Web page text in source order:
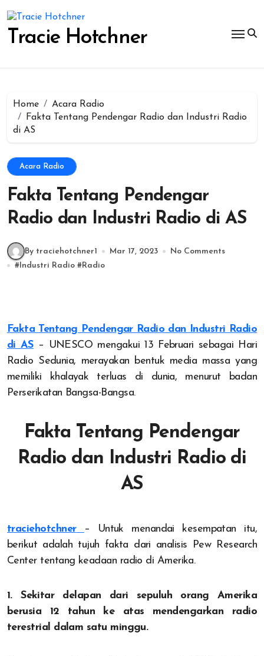
to
content
Tracie Hotchner
Home
Acara Radio
Fakta Tentang Pendengar Radio dan Industri Radio
di AS
Acara Radio
Fakta Tentang Pendengar
Radio dan Industri Radio di AS
By traciehotchner1 Mar 17, 2023
No Comments
#Industri Radio #Radio
Fakta Tentang Pendengar Radio dan Industri Radio
di AS– UNESCO mengakui 13 Februari sebagai Hari
Radio Sedunia, merayakan bentuk media massa yang
memiliki khalayak terluas di dunia, menurut badan
Perserikatan Bangsa-Bangsa.
Fakta Tentang Pendengar
Radio dan Industri Radio di
AS
traciehotchner
– Untuk menandai kesempatan itu,
berikut adalah tujuh fakta dari analisis Pew Research
Center tentang keadaan radio di Amerika.
1. Sekitar delapan dari sepuluh orang Amerika
berusia 12 tahun ke atas mendengarkan radio
terestrial dalam satu minggu.